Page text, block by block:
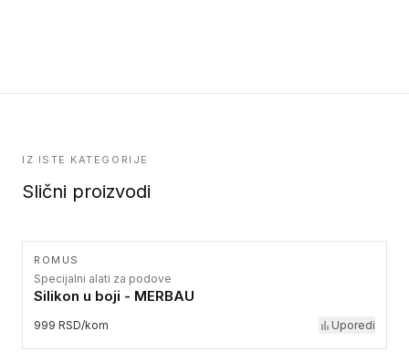
IZ ISTE KATEGORIJE
Slični proizvodi
ROMUS
Specijalni alati za podove
Silikon u boji - MERBAU
999 RSD/kom Uporedi